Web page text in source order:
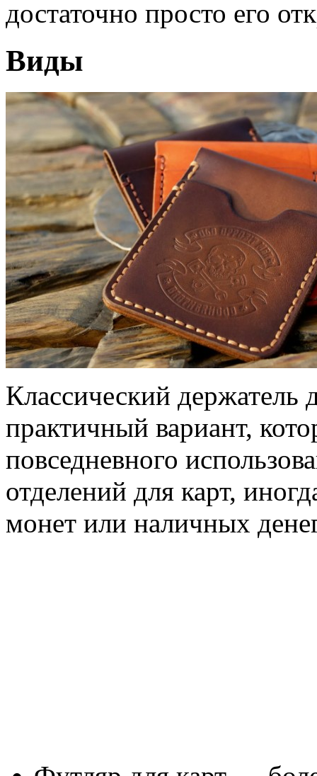
достаточно просто его
Виды
Классический держатель
практичный вариант,
повседневного
отделений для карт,
монет или наличных